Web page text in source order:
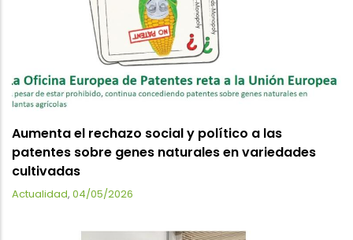
Aumenta el rechazo social y político a las
patentes sobre genes naturales en variedades
cultivadas
Actualidad, 04/05/2026